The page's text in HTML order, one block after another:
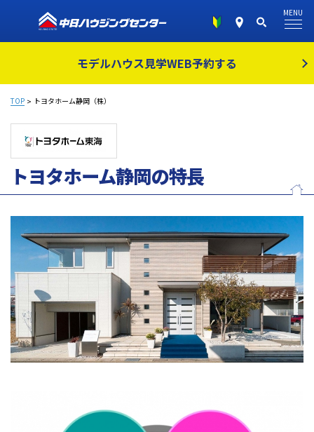
モデルハウス見学WEB予約する
MENU
TOP トヨタホーム静岡（株）
トヨタホーム静岡の特長